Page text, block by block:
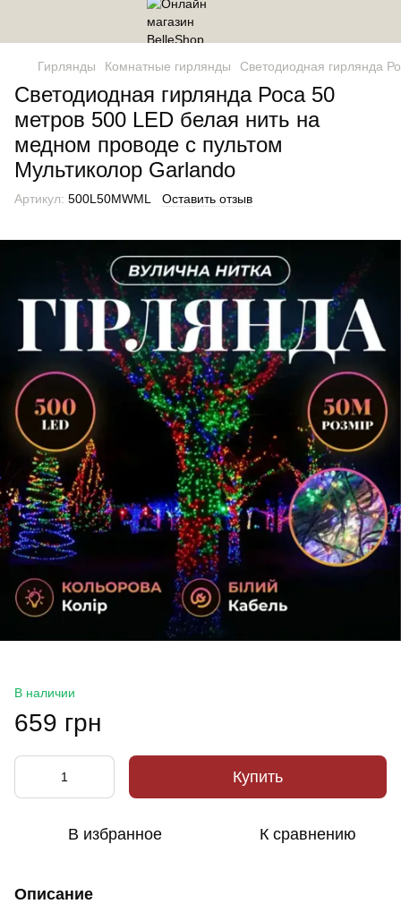
Гирлянды Комнатные гирлянды Светодиодная гирлянда
Светодиодная гирлянда Роса 50
метров 500 LED белая нить на
медном проводе с пультом
Мультиколор Garlando
Артикул: 500L50MWML Оставить отзыв
В наличии
659 грн
Купить
В избранное К сравнению
Описание